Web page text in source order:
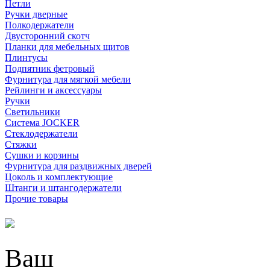
Петли
Ручки дверные
Полкодержатели
Двусторонний скотч
Планки для мебельных щитов
Плинтусы
Подпятник фетровый
Фурнитура для мягкой мебели
Рейлинги и аксессуары
Ручки
Светильники
Система JOCKER
Стеклодержатели
Стяжки
Сушки и корзины
Фурнитура для раздвижных дверей
Цоколь и комплектующие
Штанги и штангодержатели
Прочие товары
Ваш